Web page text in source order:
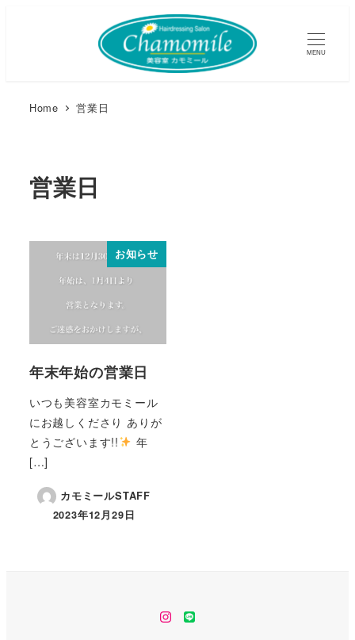
MENU
Home 営業日
営業日
お知らせ
年末年始の営業日
いつも美容室カモミール
にお越しくださり ありが
とうございます!!
年
[…]
カモミールSTAFF
2023年12月29日
instagram
line